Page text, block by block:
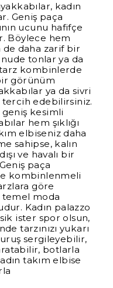
kadın
Geniş paça
ucunu hafifçe
Böylece hem
daha zarif bir
tonlar ya da
kombinlerde
görünüm
ya da sivri
edebilirsiniz.
kesimli
hem şıklığı
elbiseniz daha
sahipse, kalın
ve havalı bir
paça
kombinlenmeli
göre
moda
Kadın palazzo
ister spor olsun,
tarzınızı yukarı
sergileyebilir,
botlarla
takım elbise